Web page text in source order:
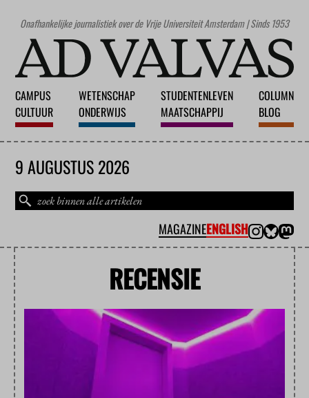
Onafhankelijke journalistiek over de Vrije Universiteit Amsterdam | Sinds 1953
CAMPUS
CULTUUR
WETENSCHAP
ONDERWIJS
STUDENTENLEVEN
MAATSCHAPPIJ
COLUMN
BLOG
9 AUGUSTUS 2026
MAGAZINEENGLISH
RECENSIE